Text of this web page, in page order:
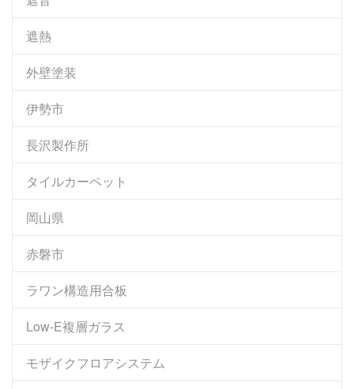
遮熱
外壁塗装
伊勢市
長沢製作所
タイルカーペット
岡山県
赤磐市
ラワン構造用合板
Low-E複層ガラス
モザイクフロアシステム